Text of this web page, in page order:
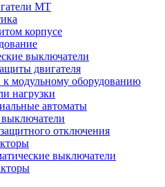
МТ
корпусе
выключатели
двигателя
к модульному оборудованию
нагрузки
автоматы
отключения
выключатели